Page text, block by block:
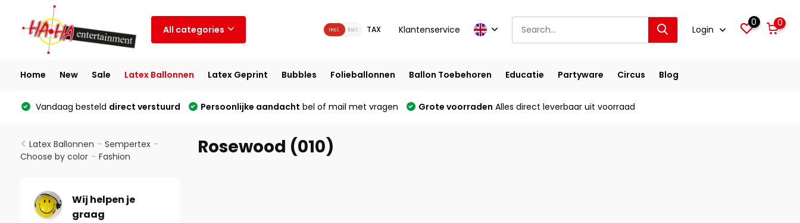
All categories Incl. Excl. TAX Klantenservice Login
0 0
Home New Sale Latex Ballonnen Latex Geprint Bubbles Folieballonnen Ballon Toebehoren Educatie Partyware Circus Blog
Vandaag besteld direct verstuurd Persoonlijke aandacht bel of mail met vragen Grote voorraden Alles direct leverbaar uit voorraad
Latex Ballonnen - Sempertex -
Choose by color - Fashion
Wij helpen je
graag
Rosewood (010)